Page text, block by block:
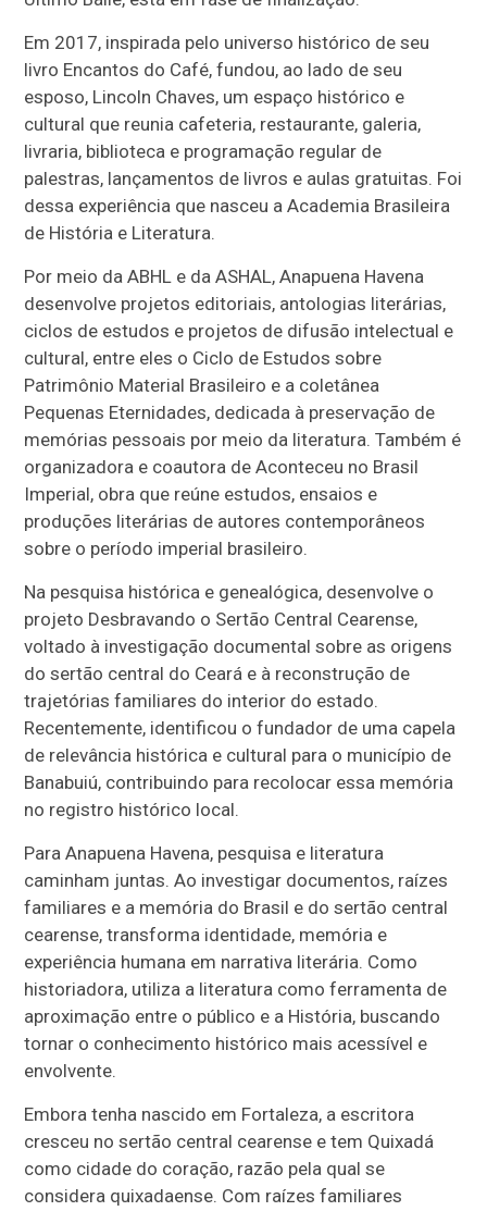
Em 2017, inspirada pelo universo histórico de seu
livro Encantos do Café, fundou, ao lado de seu
esposo, Lincoln Chaves, um espaço histórico e
cultural que reunia cafeteria, restaurante, galeria,
livraria, biblioteca e programação regular de
palestras, lançamentos de livros e aulas gratuitas. Foi
dessa experiência que nasceu a Academia Brasileira
de História e Literatura.
Por meio da ABHL e da ASHAL, Anapuena Havena
desenvolve projetos editoriais, antologias literárias,
ciclos de estudos e projetos de difusão intelectual e
cultural, entre eles o Ciclo de Estudos sobre
Patrimônio Material Brasileiro e a coletânea
Pequenas Eternidades, dedicada à preservação de
memórias pessoais por meio da literatura. Também é
organizadora e coautora de Aconteceu no Brasil
Imperial, obra que reúne estudos, ensaios e
produções literárias de autores contemporâneos
sobre o período imperial brasileiro.
Na pesquisa histórica e genealógica, desenvolve o
projeto Desbravando o Sertão Central Cearense,
voltado à investigação documental sobre as origens
do sertão central do Ceará e à reconstrução de
trajetórias familiares do interior do estado.
Recentemente, identificou o fundador de uma capela
de relevância histórica e cultural para o município de
Banabuiú, contribuindo para recolocar essa memória
no registro histórico local.
Para Anapuena Havena, pesquisa e literatura
caminham juntas. Ao investigar documentos, raízes
familiares e a memória do Brasil e do sertão central
cearense, transforma identidade, memória e
experiência humana em narrativa literária. Como
historiadora, utiliza a literatura como ferramenta de
aproximação entre o público e a História, buscando
tornar o conhecimento histórico mais acessível e
envolvente.
Embora tenha nascido em Fortaleza, a escritora
cresceu no sertão central cearense e tem Quixadá
como cidade do coração, razão pela qual se
considera quixadaense. Com raízes familiares